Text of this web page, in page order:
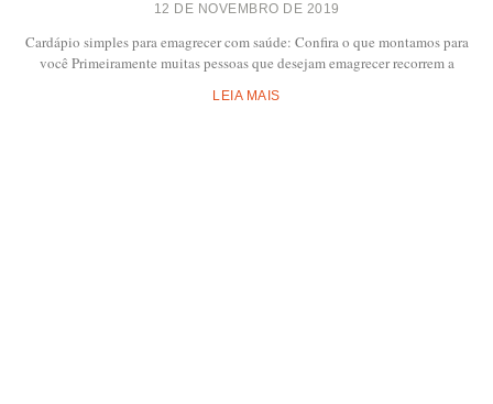
12 DE NOVEMBRO DE 2019
Cardápio simples para emagrecer com saúde: Confira o que montamos para
você Primeiramente muitas pessoas que desejam emagrecer recorrem a
LEIA MAIS